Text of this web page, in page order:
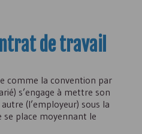
de travail
comme la convention par
s’engage à mettre son
(l’employeur) sous la
se place moyennant le